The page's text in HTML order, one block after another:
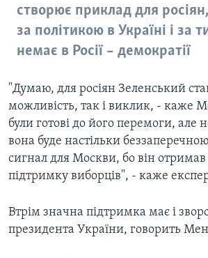
створює приклад для
за політикою в Україні і за
немає в Росії – демократії
"Думаю, для росіян Зеленський
можливість, так і виклик, - каже
були готові до його перемоги, але
вона буде настільки
сигнал для Москви, бо він
підтримку виборців", - каже
Втрім значна підтримка має і
президента України, говорить